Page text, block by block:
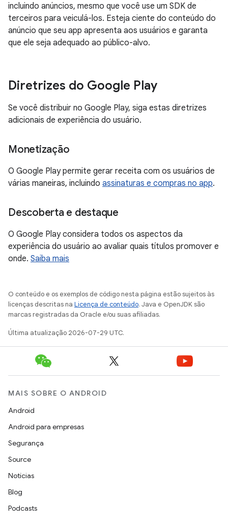
incluindo anúncios, mesmo que você use um SDK de
terceiros para veiculá-los. Esteja ciente do conteúdo do
anúncio que seu app apresenta aos usuários e garanta
que ele seja adequado ao público-alvo.
Diretrizes do Google Play
Se você distribuir no Google Play, siga estas diretrizes
adicionais de experiência do usuário.
Monetização
O Google Play permite gerar receita com os usuários de
várias maneiras, incluindo assinaturas e compras no app.
Descoberta e destaque
O Google Play considera todos os aspectos da
experiência do usuário ao avaliar quais títulos promover e
onde. Saiba mais
O conteúdo e os exemplos de código nesta página estão sujeitos às
licenças descritas na Licença de conteúdo. Java e OpenJDK são
marcas registradas da Oracle e/ou suas afiliadas.
Última atualização 2026-07-29 UTC.
MAIS SOBRE O ANDROID
Android
Android para empresas
Segurança
Source
Notícias
Blog
Podcasts